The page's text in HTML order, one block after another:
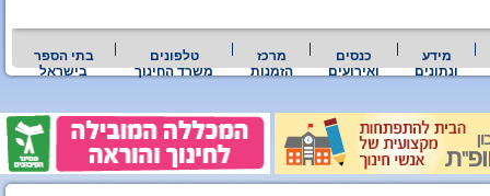
מידע
ונתונים
כנסים
ואירועים
מרכז
הזמנות
טלפונים
משרד החינוך
בתי הספר
בישראל